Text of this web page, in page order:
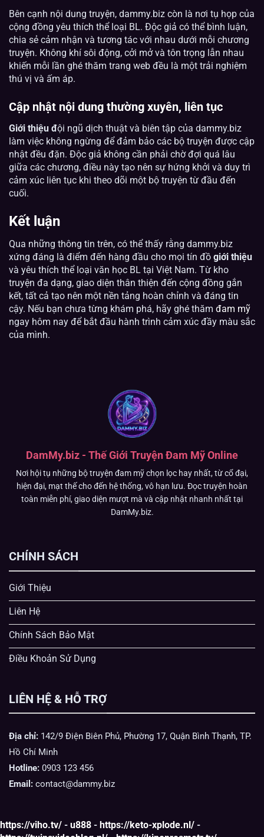
Bên cạnh nội dung truyện, dammy.biz còn là nơi tụ họp của
cộng đồng yêu thích thể loại BL. Độc giả có thể bình luận,
chia sẻ cảm nhận và tương tác với nhau dưới mỗi chương
truyện. Không khí sôi động, cởi mở và tôn trọng lẫn nhau
khiến mỗi lần ghé thăm trang web đều là một trải nghiệm
thú vị và ấm áp.
Cập nhật nội dung thường xuyên, liên tục
Giới thiệu đội ngũ dịch thuật và biên tập của dammy.biz
làm việc không ngừng để đảm bảo các bộ truyện được cập
nhật đều đặn. Độc giả không cần phải chờ đợi quá lâu
giữa các chương, điều này tạo nên sự hứng khởi và duy trì
cảm xúc liên tục khi theo dõi một bộ truyện từ đầu đến
cuối.
Kết luận
Qua những thông tin trên, có thể thấy rằng dammy.biz
xứng đáng là điểm đến hàng đầu cho mọi tín đồ giới thiệu
và yêu thích thể loại văn học BL tại Việt Nam. Từ kho
truyện đa dạng, giao diện thân thiện đến cộng đồng gắn
kết, tất cả tạo nên một nền tảng hoàn chỉnh và đáng tin
cậy. Nếu bạn chưa từng khám phá, hãy ghé thăm đam mỹ
ngay hôm nay để bắt đầu hành trình cảm xúc đầy màu sắc
của mình.
DamMy.biz - Thế Giới Truyện Đam Mỹ Online
Nơi hội tụ những bộ truyện đam mỹ chọn lọc hay nhất, từ cổ đại,
hiện đại, mạt thế cho đến hệ thống, vô hạn lưu. Đọc truyện hoàn
toàn miễn phí, giao diện mượt mà và cập nhật nhanh nhất tại
DamMy.biz.
CHÍNH SÁCH
Giới Thiệu
Liên Hệ
Chính Sách Bảo Mật
Điều Khoản Sử Dụng
LIÊN HỆ & HỖ TRỢ
Địa chỉ: 142/9 Điện Biên Phủ, Phường 17, Quận Bình Thạnh, TP.
Hồ Chí Minh
Hotline: 0903 123 456
Email: contact@dammy.biz
https://viho.tv/ - u888 - https://keto-xplode.nl/ -